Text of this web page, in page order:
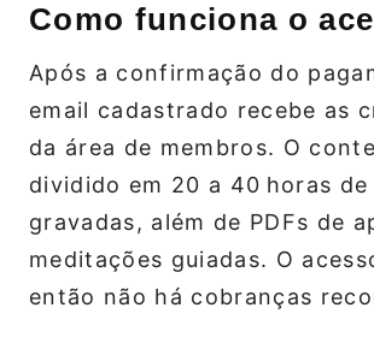
Como funciona o
Após a confirmação do
email cadastrado recebe as
da área de membros. O
dividido em 20 a 40 horas de
gravadas, além de PDFs de
meditações guiadas. O
então não há cobranças